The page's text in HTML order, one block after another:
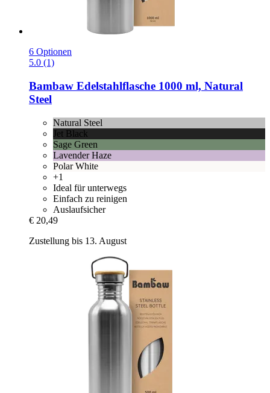
6 Optionen
5.0 (1)
Bambaw Edelstahlflasche 1000 ml, Natural
Steel
Natural Steel
Jet Black
Sage Green
Lavender Haze
Polar White
+1
Ideal für unterwegs
Einfach zu reinigen
Auslaufsicher
€ 20,49
Zustellung bis 13. August